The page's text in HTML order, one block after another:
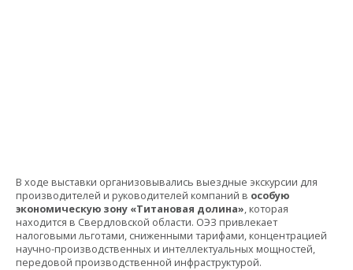
В ходе выставки организовывались выездные экскурсии для
производителей и руководителей компаний в особую
экономическую зону «Титановая долина», которая
находится в Свердловской области. ОЭЗ привлекает
налоговыми льготами, сниженными тарифами, концентрацией
научно-производственных и интеллектуальных мощностей,
передовой производственной инфраструктурой.